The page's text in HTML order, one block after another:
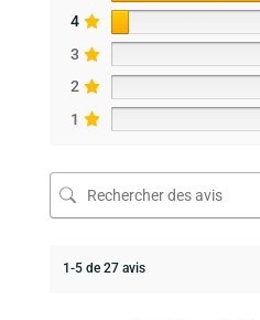
4
3
2
1
1-5 de 27 avis